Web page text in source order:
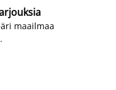
maailmaa